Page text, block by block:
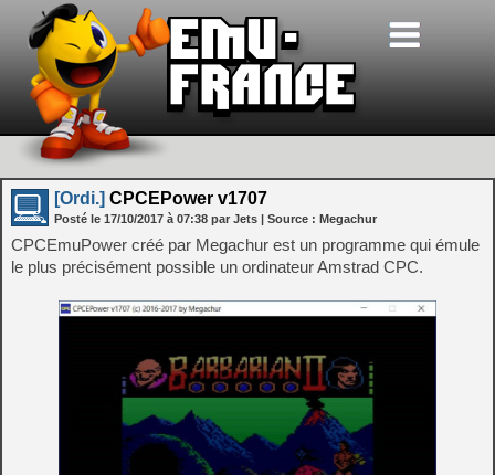
[Ordi.] CPCEPower v1707
Posté le 17/10/2017 à 07:38 par Jets | Source : Megachur
CPCEmuPower créé par Megachur est un programme qui émule
le plus précisément possible un ordinateur Amstrad CPC.